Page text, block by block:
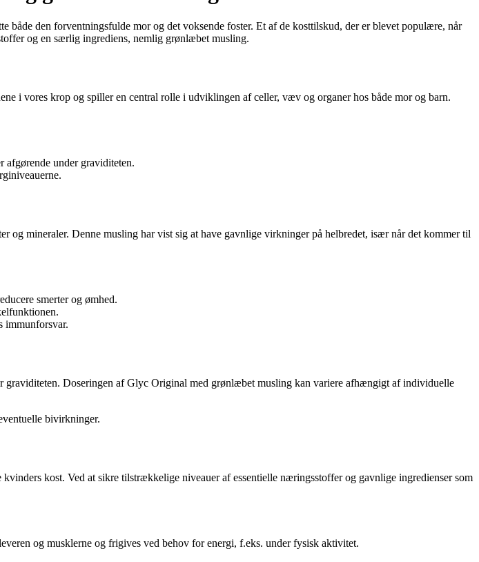
den forventningsfulde mor og det voksende foster. Et af de kosttilskud, der er blevet populære, når
og en særlig ingrediens, nemlig grønlæbet musling.
i vores krop og spiller en central rolle i udviklingen af celler, væv og organer hos både mor og barn.
afgørende under graviditeten.
mineraler. Denne musling har vist sig at have gavnlige virkninger på helbredet, især når det kommer til
smerter og ømhed.
immunforsvar.
graviditeten. Doseringen af Glyc Original med grønlæbet musling kan variere afhængigt af individuelle
bivirkninger.
kost. Ved at sikre tilstrækkelige niveauer af essentielle næringsstoffer og gavnlige ingredienser som
og musklerne og frigives ved behov for energi, f.eks. under fysisk aktivitet.